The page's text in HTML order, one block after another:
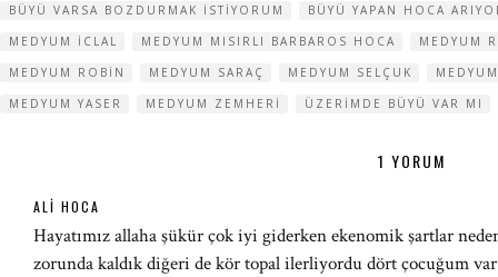
BÜYÜ VARSA BOZDURMAK ISTIYORUM
BÜYÜ YAPAN HOCA
MEDYUM ICLAL
MEDYUM MISIRLI BARBAROS HOCA
MEDYUM
MEDYUM ROBIN
MEDYUM SARAÇ MEDYUM SELÇUK
MEDYUM YASER
MEDYUM ZEMHERI ÜZERIMDE BÜYÜ VAR MI
1 YORUM
ALI HOCA
Hayatımız allaha şükür çok iyi giderken ekenomik şartlar
zorunda kaldık diğeri de kör topal ilerliyordu dört çocuğum